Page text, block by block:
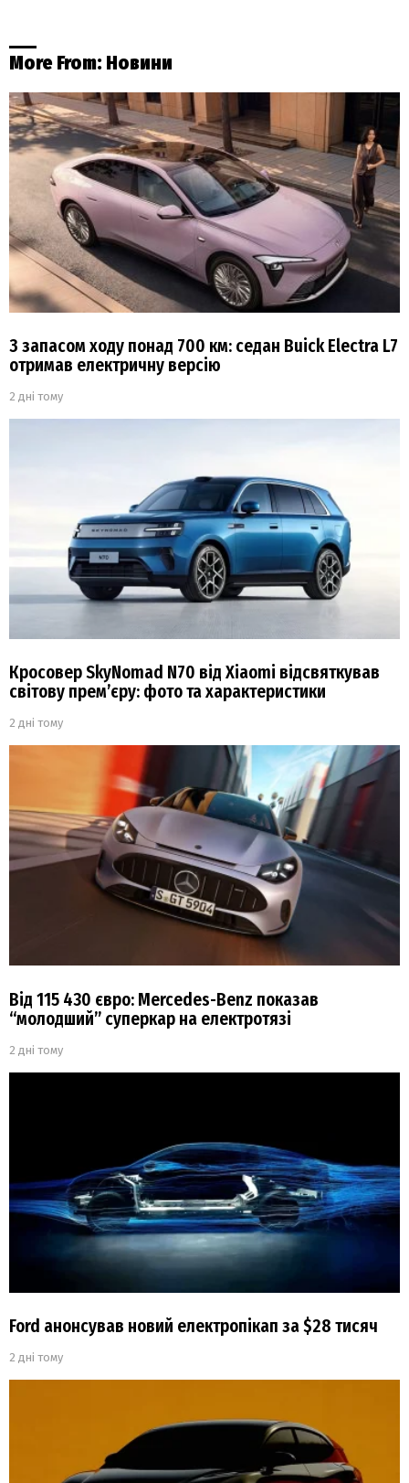
More From: Новини
З запасом ходу понад 700 км: седан Buick Electra L7
отримав електричну версію
2 дні тому
Кросовер SkyNomad N70 від Xiaomi відсвяткував
світову прем’єру: фото та характеристики
2 дні тому
Від 115 430 євро: Mercedes-Benz показав
“молодший” суперкар на електротязі
2 дні тому
Ford анонсував новий електропікап за $28 тисяч
2 дні тому